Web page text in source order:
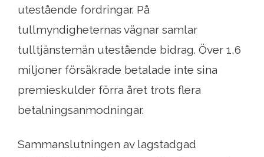
utestående fordringar. På
tullmyndigheternas vägnar samlar
tulltjänstemän utestående bidrag. Över 1,6
miljoner försäkrade betalade inte sina
premieskulder förra året trots flera
betalningsanmodningar.
Sammanslutningen av lagstadgad